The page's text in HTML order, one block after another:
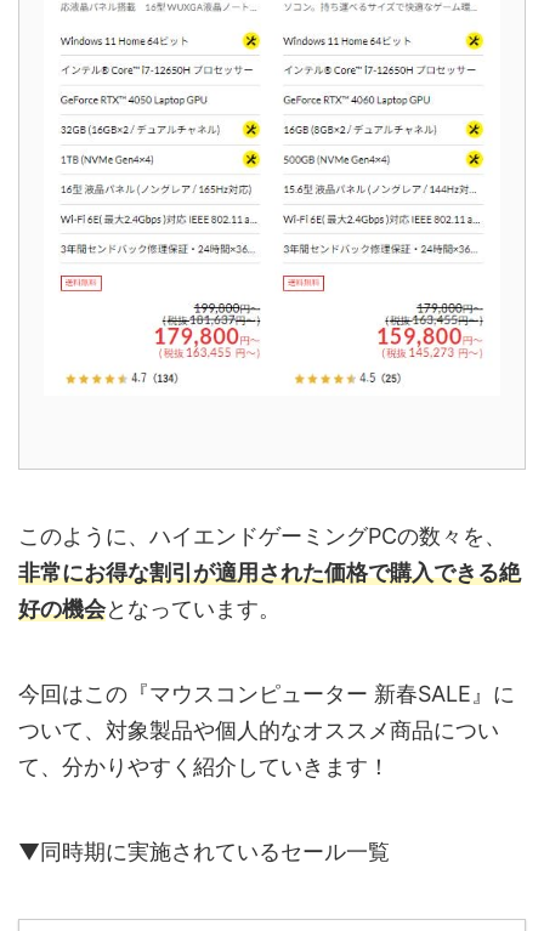
このように、ハイエンドゲーミングPCの数々を、
非常にお得な割引が適用された価格で購入できる絶
好の機会となっています。
今回はこの『マウスコンピューター 新春SALE』に
ついて、対象製品や個人的なオススメ商品につい
て、分かりやすく紹介していきます！
▼同時期に実施されているセール一覧